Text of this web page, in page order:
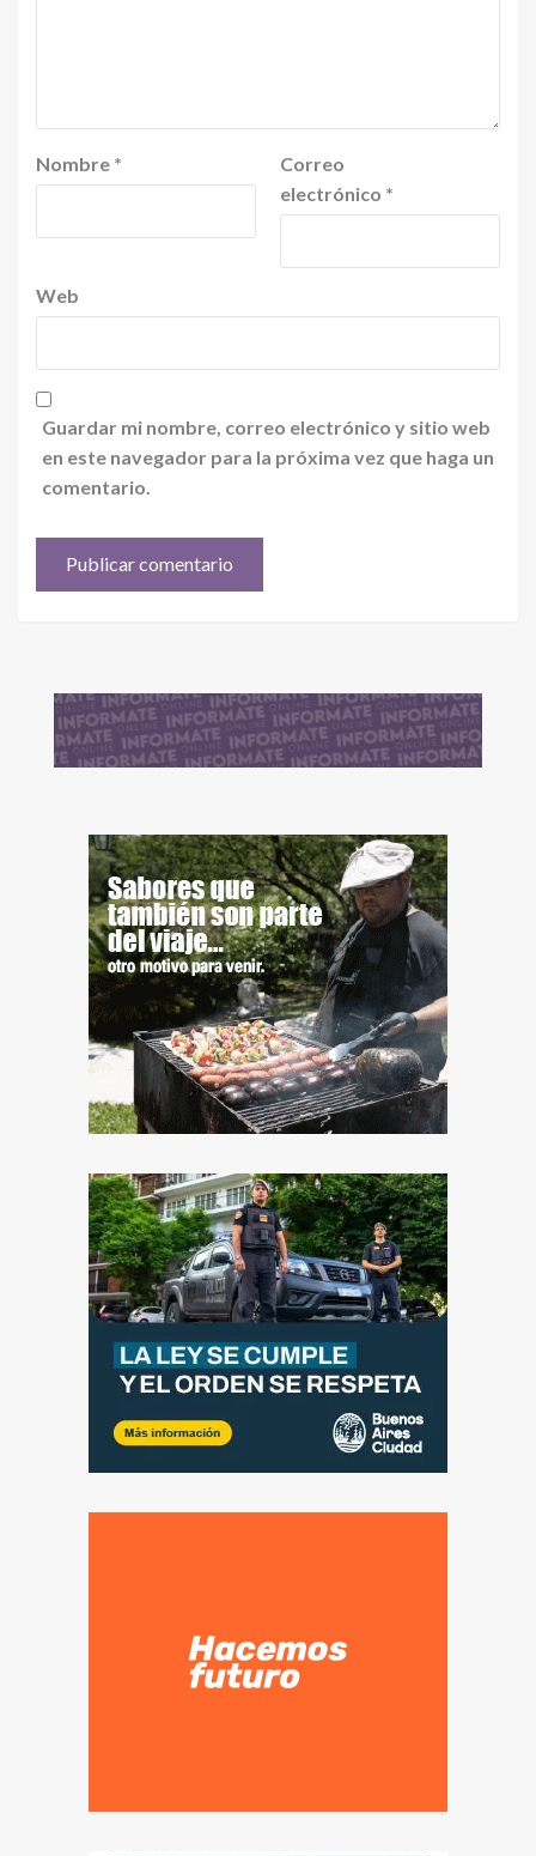
Nombre *
Correo
electrónico *
Web
Guardar mi nombre, correo electrónico y sitio web
en este navegador para la próxima vez que haga un
comentario.